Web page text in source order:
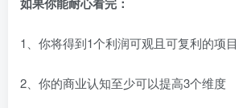
1、你将得到1个利润可观且可复利的项目
2、你的商业认知至少可以提高3个维度